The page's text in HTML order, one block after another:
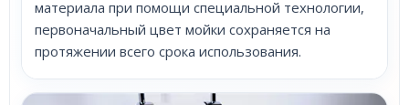
материала при помощи специальной технологии,
первоначальный цвет мойки сохраняется на
протяжении всего срока использования.